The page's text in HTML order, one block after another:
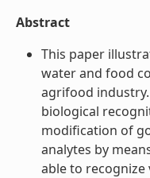
Abstract
This paper
water and food
agrifood
biological
modification of
analytes by
able to recognize